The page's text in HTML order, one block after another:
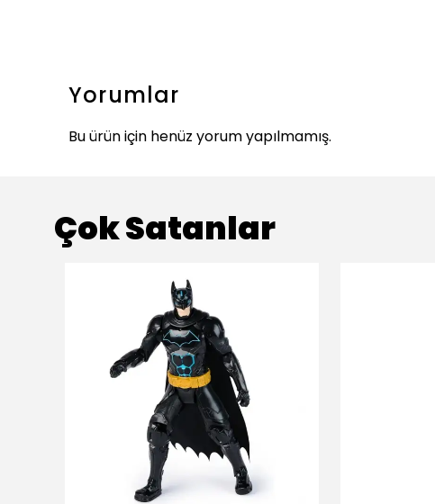
Yorumlar
Bu ürün için henüz yorum yapılmamış.
Çok Satanlar